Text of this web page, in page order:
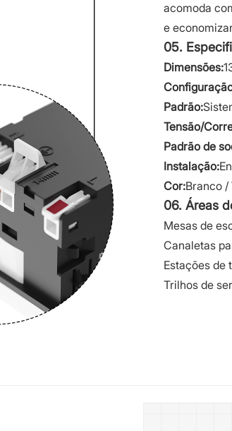
acomoda
e
05.
Dimensões:
Padrão:
Tensão/
Padrão de
Instalação:
Cor:Branco /
06. Áreas
Mesas de
Canaletas
Estações de
Trilhos de